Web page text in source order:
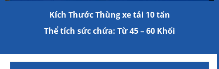
Kích Thước Thùng xe tải 10 tấn
Thể tích sức chứa: Từ 45 – 60 Khối